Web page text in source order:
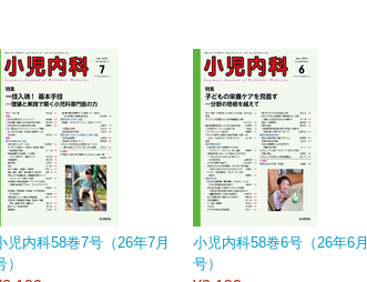
児内科58巻7号（26年7月
）
小児内科58巻6号（26年6月
号）